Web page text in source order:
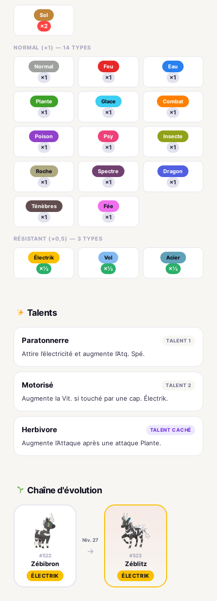
Sol
×2
NORMAL (×1) — 14 TYPES
Normal
×1
Feu
×1
Eau
×1
Plante
×1
Glace
×1
Combat
×1
Poison
×1
Psy
×1
Insecte
×1
Roche
×1
Spectre
×1
Dragon
×1
Ténèbres
×1
Fée
×1
RÉSISTANT (×0,5) — 3 TYPES
Électrik
×½
Vol
×½
Acier
×½
Talents
Paratonnerre TALENT 1
Attire l’électricité et augmente l’Atq. Spé.
Motorisé TALENT 2
Augmente la Vit. si touché par une cap. Électrik.
Herbivore TALENT CACHÉ
Augmente l’Attaque après une attaque Plante.
Chaîne d'évolution
#522
Zébibron
ÉLECTRIK
Niv. 27
→ #523
Zéblitz
ÉLECTRIK